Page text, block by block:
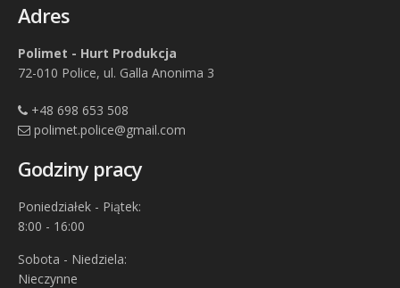
Adres
Polimet - Hurt Produkcja
72-010 Police, ul. Galla Anonima 3
+48 698 653 508
polimet.police@gmail.com
Godziny pracy
Poniedziałek - Piątek:
8:00 - 16:00
Sobota - Niedziela:
Nieczynne